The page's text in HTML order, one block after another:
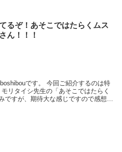
るぞ！あそこではたらくムス
ん！！！
今回ご紹介するのは特
リタイシ先生の「あそこではたらく